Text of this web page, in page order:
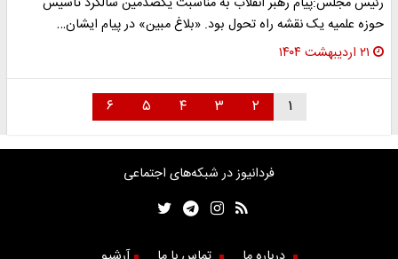
حوزه علمیه یک نقشه راه تحول بود. «بلاغ مبین» در پیام ایشان…
۲۱ اردیبهشت ۱۴۰۴
۱ ۲ ۳ ۴ ۵ ۶
فردانیوز در شبکه‌های اجتماعی